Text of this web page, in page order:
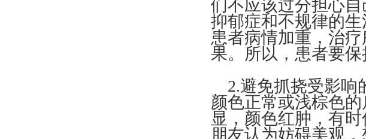
们不应该过分担心自
抑郁症和不规律的
患者病情加重，治
果。所以，患者要保
2.避免抓挠受影响
颜色正常或浅棕色
显，颜色红肿，有
朋友认为妨碍美观